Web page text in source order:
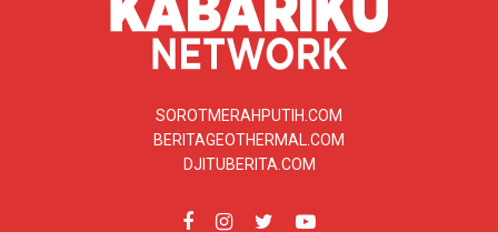
SOROTMERAHPUTIH.COM
BERITAGEOTHERMAL.COM
DJITUBERITA.COM